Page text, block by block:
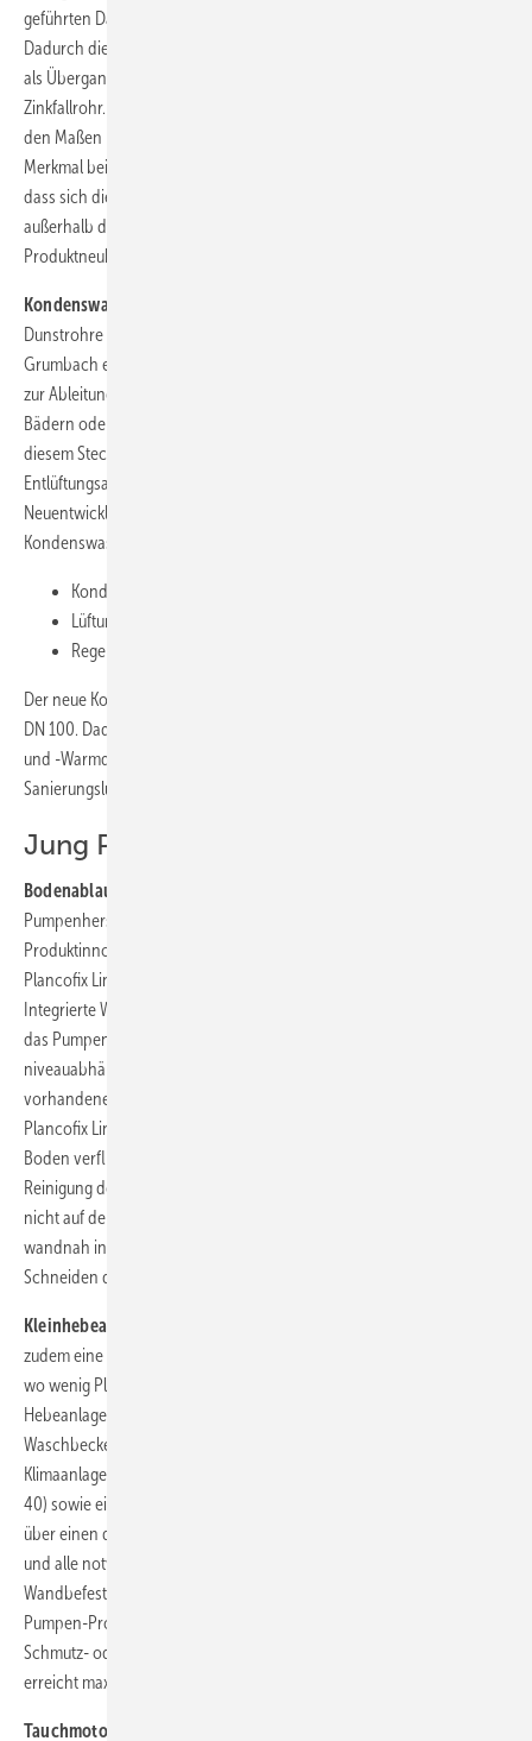
geführten Dachablaufrohren und senkrechten Regenfallrohren.
Dadurch dient der neue Speier-Fallrohranschluss aus Titanzink auch
als Übergangsstück von einem DIN-Dachablaufrohr auf ein NW-
Zinkfallrohr. Sowohl für runde wie auch für eckige Attika-Abläufe in
den Maßen DN 70 und DN 100 bietet sich diese Neuheit an. Ein
Merkmal bei den neuen Speier-Fallrohranschlüssen aus Titanzink ist,
dass sich die Steckverbindungen zum Dachablaufrohr immer
außerhalb der Fassade befinden. Zum Lieferumfang der
Produktneuheit gehören Einsteckring und Abdeckgitter.
Kondenswasserableiter:
Dunstrohre DN 100 wurde der neue Kondenswasserableiter von
Grumbach entwickelt. Flachdächer erhalten damit eine Möglichkeit
zur Ableitung feuchtwarmer Luft, beispielsweise durch Dunstabzüge in
Bädern oder Küchen. Der Rücklauf von Kondenswasser wird bei
diesem Stecksystem verhindert: An der Innenseite des
Entlüftungsaufsatzes entstehendes Kondenswasser leitet die
Neuentwicklung gezielt zur Dachfläche ab. Der
Kondenswasserableiter besteht aus drei Bestandteilen:
Kondenswasser-Ableitring schwarz aus PUR
Lüftungsrohr schwarz in DN 150 aus PE (400 mm lang)
Regenhut schwarz in DN 150 aus PE
Der neue Kondenswasserableiter passt zum Grumbach-Lüftungsrohr
DN 100. Dadurch kann er nachträglich zu allen Grumbach-Kaltdach-
und -Warmdachlüftern DN 100 sowie zu allen Grumbach-
Sanierungslüftern 88 für DN 100 eingebaut werden.
Jung Pumpen
Bodenablaufpumpe:
Pumpenhersteller Pentair Jung Pumpen gleich mehrere
Produktinnovationen ins Rennen. So präsentierte man den neuen
Plancofix Line, mit dem ein Rinnenablauf realisiert werden kann:
Integrierte Wasserführungsschienen führen das Duschabwasser in
das Pumpengehäuse. Die kleine Pumpe, die im Bodenablauf
niveauabhängig ihren Dienst tut, fördert das Abwasser in die
vorhandene, im Altbau oftmals höher liegende Abwasserleitung. Der
Plancofix Line wird in den Duschboden eingelassen und mit dem
Boden verfliest. Durch die Rinnenlösung ist die Revisionsöffnung zur
Reinigung des Duschablaufes kaum sichtbar. Auch steht der Nutzer
nicht auf dem Entwässerungsgegenstand, da dieser in der Regel
wandnah installiert wird. Das Ablaufgefälle kann ohne diagonales
Schneiden der Fliesen erreicht werden.
Kleinhebeanlage:
zudem eine neue Kleinhebeanlage vor. Sie wird überall da eingesetzt,
wo wenig Platz und keine direkte Abwasserentsorgung möglich ist. Die
Hebeanlage entsorgt Abwasser unter anderem aus Duschen,
Waschbecken und Bidets sowie Kondenswasser aus Kühltheken und
Klimaanlagen. Sie besitzt drei Zulaufmöglichkeiten (2 x DN 50, 1 x DN
40) sowie einen Druckabgang in DN 32. Die Kleinhebeanlage verfügt
über einen druckdichten Behälter, eine integrierte Rückschlagklappe
und alle notwendigen Vorrichtungen für eine stabile Boden- oder
Wandbefestigung. Ein Alarmgeber mit Reed-Kontakt ist aus dem Jung-
Pumpen-Programm nachrüstbar. Ein leiser Motor fördert das
Schmutz- oder Kondenswasser maximal 5,3 m in die Höhe und
erreicht maximal 4,3 m³/h (bei 1 m Förderhöhe).
Tauchmotorpumpen: